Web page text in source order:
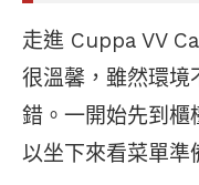
走進 Cuppa VV
很溫馨，雖然環境
錯。一開始先到櫃
以坐下來看菜單準